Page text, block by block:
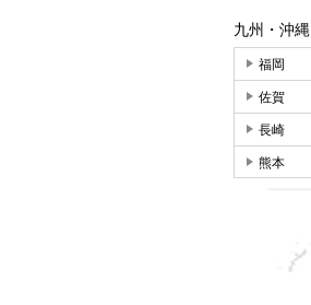
九州・沖縄
福岡
佐賀
長崎
熊本